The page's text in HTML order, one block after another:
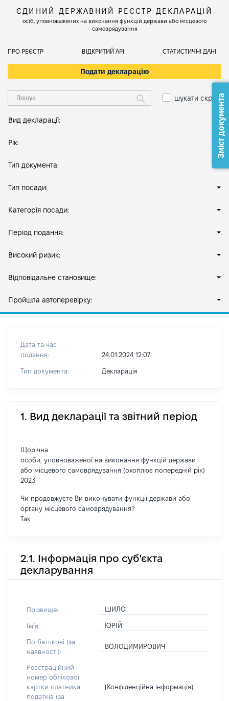
ЄДИНИЙ ДЕРЖАВНИЙ РЕЄСТР ДЕКЛАРАЦІЙ
осіб, уповноважених на виконання функцій держави або місцевого
самоврядування
ПРО РЕЄСТР ВІДКРИТИЙ АРІ СТАТИСТИЧНІ ДАНІ
Подати декларацію
шукати скрізь
Вид декларації:
Рік:
Тип документа:
Тип посади:
Категорія посади:
Період подання:
Високий ризик:
Відповідальне становище:
Пройшла автоперевірку:
Дата та час
подання:
24.01.2024 12:07
Тип документа: Декларація
1. Вид декларації та звітний період
Щорічна
особи, уповноваженої на виконання функцій держави
або місцевого самоврядування (охоплює попередній рік)
2023
Чи продовжуєте Ви виконувати функції держави або
органу місцевого самоврядування?
Так
2.1. Інформація про суб'єкта
декларування
Прізвище: ШИЛО
Імʼя: ЮРІЙ
По батькові (за
наявності):
ВОЛОДИМИРОВИЧ
Реєстраційний
номер облікової
картки платника
податків (за
[Конфіденційна інформація]
Зміст документа